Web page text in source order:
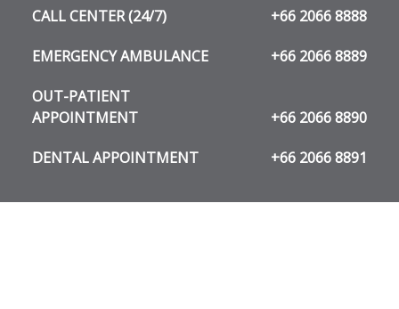
CALL CENTER (24/7) +66 2066 8888
EMERGENCY AMBULANCE +66 2066 8889
OUT-PATIENT
APPOINTMENT
+66 2066 8890
DENTAL APPOINTMENT +66 2066 8891